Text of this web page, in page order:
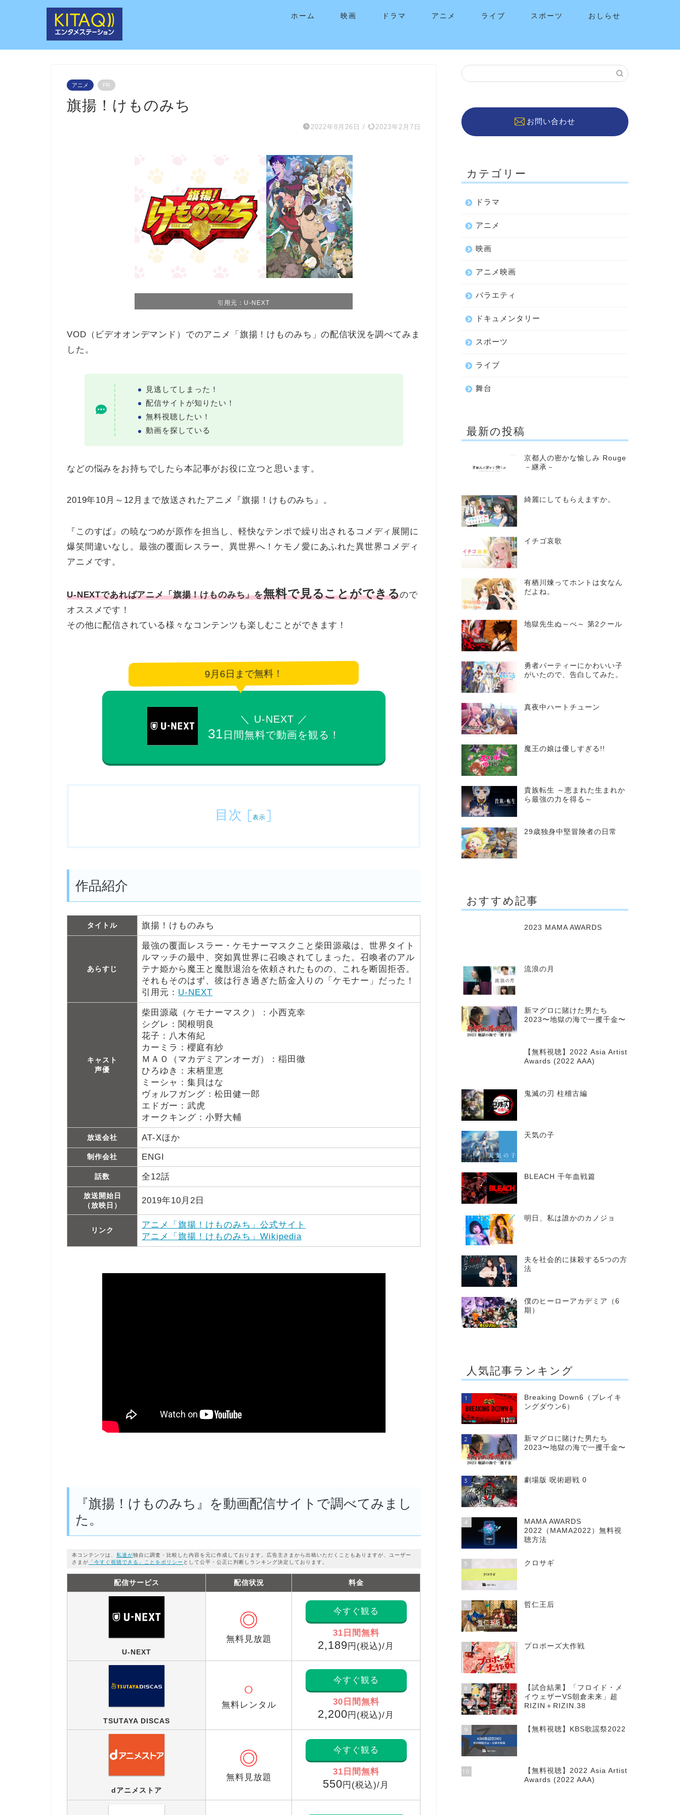
ホーム 映画 ドラマ アニメ ライブ スポーツ おしらせ
アニメ PR
旗揚！けものみち
2022年8月26日 / 2023年2月7日
引用元：U-NEXT
VOD（ビデオオンデマンド）でのアニメ「旗揚！けものみち」の配信状況を調べてみま
した。
見逃してしまった！
配信サイトが知りたい！
無料視聴したい！
動画を探している
などの悩みをお持ちでしたら本記事がお役に立つと思います。
2019年10月～12月まで放送されたアニメ『旗揚！けものみち』。
『このすば』の暁なつめが原作を担当し、軽快なテンポで繰り出されるコメディ展開に
爆笑間違いなし。最強の覆面レスラー、異世界へ！ケモノ愛にあふれた異世界コメディ
アニメです。
U-NEXTであればアニメ「旗揚！けものみち」を無料で見ることができるので
オススメです！
その他に配信されている様々なコンテンツも楽しむことができます！
9月6日まで無料！
＼ U-NEXT ／
31 日間無料で動画を観る！
目次 [表示 ]
作品紹介
タイトル 旗揚！けものみち
あらすじ
最強の覆面レスラー・ケモナーマスクこと柴田源蔵は、世界タイト
ルマッチの最中、突如異世界に召喚されてしまった。召喚者のアル
テナ姫から魔王と魔獣退治を依頼されたものの、これを断固拒否。
それもそのはず、彼は行き過ぎた筋金入りの「ケモナー」だった！
引用元： U-NEXT
キャスト
声優
柴田源蔵（ケモナーマスク）：小西克幸
シグレ：関根明良
花子：八木侑紀
カーミラ：櫻庭有紗
ＭＡＯ（マカデミアンオーガ）：稲田徹
ひろゆき：末柄里恵
ミーシャ：集貝はな
ヴォルフガング：松田健一郎
エドガー：武虎
オークキング：小野大輔
放送会社 AT-Xほか
制作会社 ENGI
話数 全12話
放送開始日
（放映日）
2019年10月2日
リンク
アニメ「旗揚！けものみち」公式サイト
アニメ「旗揚！けものみち」Wikipedia
『旗揚！けものみち』を動画配信サイトで調べてみまし
た。
本コンテンツは、私達が独自に調査・比較した内容を元に作成しております。広告主さまから出稿いただくこともありますが、ユーザー
さまが 「今すぐ視聴できる」ことをポリシー として公平・公正に判断しランキング決定しております。
配信サービス 配信状況 料金
U-NEXT
◎
無料見放題
今すぐ観る
31日間無料
2,189 円(税込)/月
TSUTAYA DISCAS
○
無料レンタル
今すぐ観る
30日間無料
2,200 円(税込)/月
dアニメストア
◎
無料見放題
今すぐ観る
31日間無料
550 円(税込)/月
お問い合わせ
カテゴリー
ドラマ
アニメ
映画
アニメ映画
バラエティ
ドキュメンタリー
スポーツ
ライブ
舞台
最新の投稿
京都人の密かな愉しみ Rouge
－継承－
綺麗にしてもらえますか。
イチゴ哀歌
有栖川煉ってホントは女なん
だよね。
地獄先生ぬ～べ～ 第2クール
勇者パーティーにかわいい子
がいたので、告白してみた。
真夜中ハートチューン
魔王の娘は優しすぎる!!
貴族転生 ～恵まれた生まれか
ら最強の力を得る～
29歳独身中堅冒険者の日常
おすすめ記事
2023 MAMA AWARDS
流浪の月
新マグロに賭けた男たち
2023〜地獄の海で一攫千金〜
【無料視聴】2022 Asia Artist
Awards (2022 AAA)
鬼滅の刃 柱稽古編
天気の子
BLEACH 千年血戦篇
明日、私は誰かのカノジョ
夫を社会的に抹殺する5つの方
法
僕のヒーローアカデミア（6
期）
人気記事ランキング
1
Breaking Down6（ブレイキ
ングダウン6）
2
新マグロに賭けた男たち
2023〜地獄の海で一攫千金〜
3 劇場版 呪術廻戦 0
4
MAMA AWARDS
2022（MAMA2022）無料視
聴方法
5 クロサギ
6 哲仁王后
7 プロポーズ大作戦
8
【試合結果】「フロイド・メ
イウェザーVS朝倉未来」超
RIZIN＋RIZIN.38
9 【無料視聴】KBS歌謡祭2022
10
【無料視聴】2022 Asia Artist
Awards (2022 AAA)